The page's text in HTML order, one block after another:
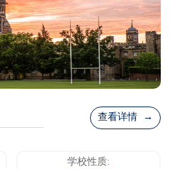
查看详情 →
学校性质: